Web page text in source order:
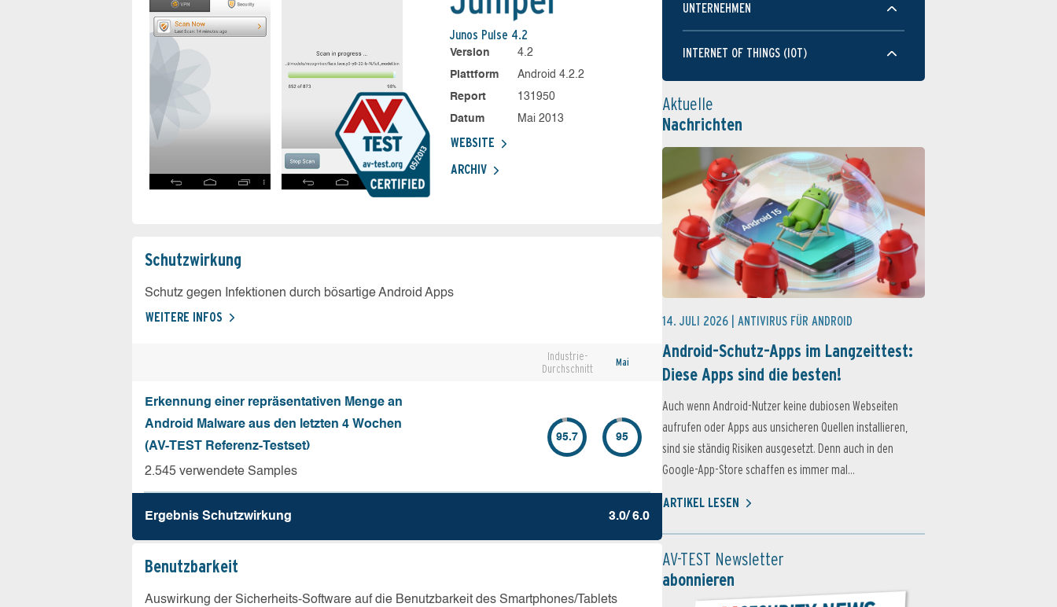
Junos Pulse 4.2
Version
4.2
Plattform
Android 4.2.2
Report
131950
Datum
Mai 2013
WEBSITE
ARCHIV
Schutz­wirkung
Schutz gegen Infektionen durch bösartige Android Apps
WEITERE INFOS
Industrie-
Durchschnitt
Mai
Erkennung einer repräsentativen Menge an
Android Malware aus den letzten 4 Wochen
(AV-TEST Referenz-Testset)
2.545 verwendete Samples
95.7 95
Ergebnis Schutz­wirkung 3.0/ 6.0
Benutz­barkeit
Auswirkung der Sicherheits-Software auf die Benutzbarkeit des Smartphones/Tablets
UNTERNEHMEN
INTERNET OF THINGS (IOT)
Aktuelle
Nachrichten
14. JULI 2026 | ANTIVIRUS FÜR ANDROID
Android-Schutz-Apps im Langzeittest:
Diese Apps sind die besten!
Auch wenn Android-Nutzer keine dubiosen Webseiten
aufrufen oder Apps aus unsicheren Quellen installieren,
sind sie ständig Risiken ausgesetzt. Denn auch in den
Google-App-Store schaffen es immer mal...
ARTIKEL LESEN
AV-TEST Newsletter
abonnieren